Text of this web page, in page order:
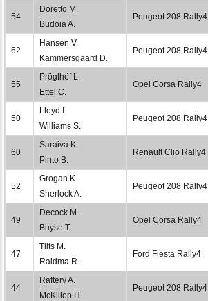
54
Doretto M.
Budoia A.
Peugeot 208 Rally4
62
Hansen V.
Kammersgaard D.
Peugeot 208 Rally4
55
Pröglhöf L.
Ettel C.
Opel Corsa Rally4
50
Lloyd I.
Williams S.
Peugeot 208 Rally4
60
Saraiva K.
Pinto B.
Renault Clio Rally4
52
Grogan K.
Sherlock A.
Peugeot 208 Rally4
49
Decock M.
Buyse T.
Opel Corsa Rally4
47
Tiits M.
Raidma R.
Ford Fiesta Rally4
44
Raftery A.
McKillop H.
Peugeot 208 Rally4